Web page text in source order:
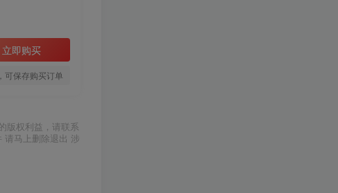
立即购买
可保存购买订单
版权利益，请联系
请马上删除退出 涉